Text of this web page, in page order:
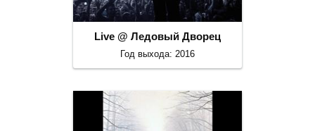
Live @ Ледовый Дворец
Год выхода: 2016